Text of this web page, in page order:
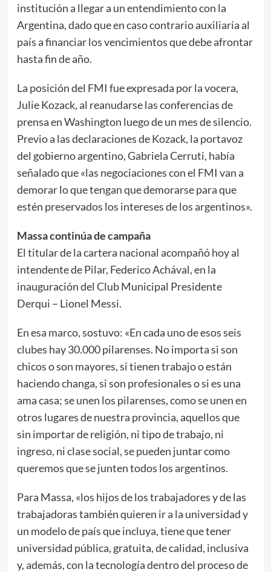
institución a llegar a un entendimiento con la
Argentina, dado que en caso contrario auxiliaría al
país a financiar los vencimientos que debe afrontar
hasta fin de año.
La posición del FMI fue expresada por la vocera,
Julie Kozack, al reanudarse las conferencias de
prensa en Washington luego de un mes de silencio.
Previo a las declaraciones de Kozack, la portavoz
del gobierno argentino, Gabriela Cerruti, había
señalado que «las negociaciones con el FMI van a
demorar lo que tengan que demorarse para que
estén preservados los intereses de los argentinos».
Massa continúa de campaña
El titular de la cartera nacional acompañó hoy al
intendente de Pilar, Federico Achával, en la
inauguración del Club Municipal Presidente
Derqui – Lionel Messi.
En esa marco, sostuvo: «En cada uno de esos seis
clubes hay 30.000 pilarenses. No importa si son
chicos o son mayores, si tienen trabajo o están
haciendo changa, si son profesionales o si es una
ama casa; se unen los pilarenses, como se unen en
otros lugares de nuestra provincia, aquellos que
sin importar de religión, ni tipo de trabajo, ni
ingreso, ni clase social, se pueden juntar como
queremos que se junten todos los argentinos.
Para Massa, «los hijos de los trabajadores y de las
trabajadoras también quieren ir a la universidad y
un modelo de país que incluya, tiene que tener
universidad pública, gratuita, de calidad, inclusiva
y, además, con la tecnología dentro del proceso de